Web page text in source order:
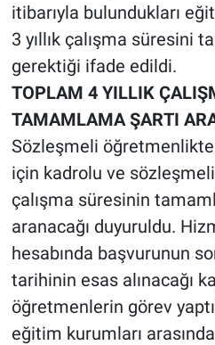
itibarıyla bulundukları
3 yıllık çalışma süresini
gerektiği ifade edildi.
TOPLAM 4 YILLIK
TAMAMLAMA ŞARTI
Sözleşmeli
için kadrolu ve
çalışma süresinin
aranacağı duyuruldu.
hesabında başvurunun
tarihinin esas alınacağı
öğretmenlerin görev
eğitim kurumları